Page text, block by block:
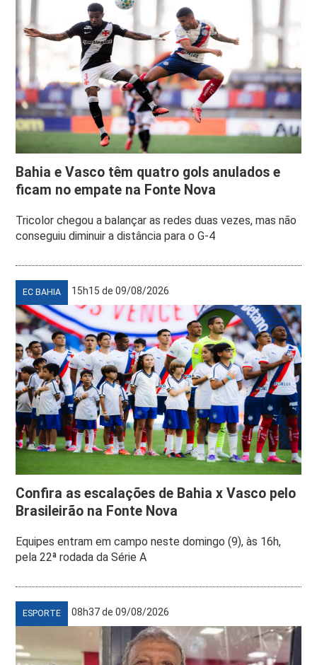
Bahia e Vasco têm quatro gols anulados e
ficam no empate na Fonte Nova
Tricolor chegou a balançar as redes duas vezes, mas não
conseguiu diminuir a distância para o G-4
EC BAHIA 15h15 de 09/08/2026
Confira as escalações de Bahia x Vasco pelo
Brasileirão na Fonte Nova
Equipes entram em campo neste domingo (9), às 16h,
pela 22ª rodada da Série A
ESPORTE 08h37 de 09/08/2026